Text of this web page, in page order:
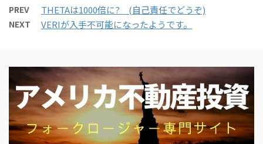
PREV THETAは1000倍に? (自己責任でどうぞ)
NEXT VERIが入手不可能になったようです。